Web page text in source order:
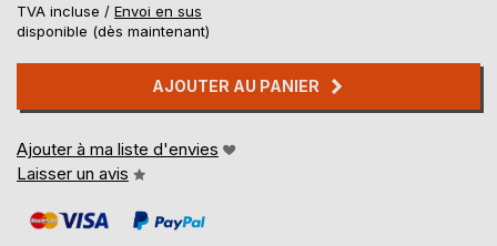
TVA incluse / Envoi en sus
disponible (dès maintenant)
AJOUTER AU PANIER
Ajouter à ma liste d'envies
Laisser un avis